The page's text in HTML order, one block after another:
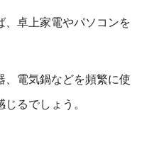
、卓上家電やパソコンを
、電気鍋などを頻繁に使
るでしょう。